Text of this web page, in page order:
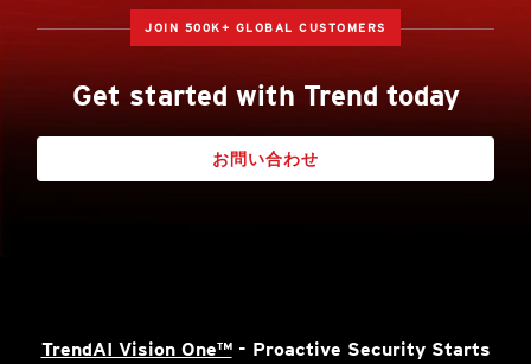
JOIN 500K+ GLOBAL CUSTOMERS
Get started with Trend today
お問い合わせ
TrendAI Vision One™- Proactive Security Starts